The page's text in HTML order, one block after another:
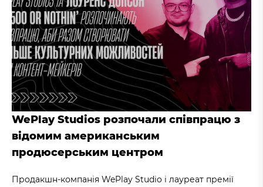
WePlay Studios розпочали співпрацю з
відомим американським
продюсерським центром
Продакшн-компанія WePlay Studio і лауреат премії